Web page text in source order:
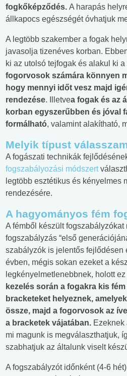
fogkőképződés. A harapás
állkapocs egészségét óvhatjuk
A legtöbb szakember a fogak
javasolja tizenéves korban.
ki az utolsó tejfogak és alakul ki
fogorvosok számára könnyen
hogy mennyi időt vesz majd
rendezése. Illetvea fogak és az
korban egyszerűbben és jóval
formálható, valamint alakítható,
Melyik típust
A fogászati technikák
fogszabályozási módszert
legtöbb esztétikus és kényelmes
rendezésére.
A hagyományos fém
A fémből készült fogszabályzókat
fogszabályzás “első
szabályzók is jelentős fejlődésen
évben, mégis sokan ezeket a
legkényelmetlenebbnek, holott
kezelés során a fogakra kis
bracketeket helyeznek,
össze, majd a fogorvosok az
a bracketek vájatában. Ezeknek
mi magunk is megválaszthatjuk,
szabhatjuk az általunk viselt
A fogszabályzót időnként (4-6